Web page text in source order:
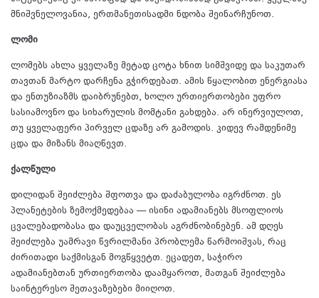
მნიშვნელოვანია, ერთმანეთისადმი ნდობა შეინარჩუნოთ.
ლომი
ლომებს ახლა ყველაზე მეტად ცოტა ხნით სიმშვიდე და საკუთარ
თავთან მარტო დარჩენა გჭირდებათ. ამის წყალობით ენერგიასა
და ენთუზიაზმს დაიბრუნებთ, ხოლო ურთიერთობები უფრო
სასიამოვნო და სიხარულის მომტანი გახდება. არ ინერვიულოთ,
თუ ყველაფერი პირველ ცდაზე არ გამოდის. კიდევ რამდენიმე
ცდა და მიზანს მიაღწევთ.
ქალწული
დილიდან შეიძლება შფოთვა და დაძაბულობა იგრძნოთ. ეს
პლანეტების ზემოქმედებაა — ისინი ადამიანებს მსოფლიოს
ცვალებადობასა და დაუცველობას აგრძნობინებენ. ამ დღეს
შეიძლება უამრავი წვრილმანი პრობლემა წარმოიშვას, რაც
ძირითადი საქმისგან მოგწყვეტთ. ეცადეთ, საჭირო
ადამიანებთან ურთიერთობა დაამყაროთ, მათგან შეიძლება
საინტერესო შეთავაზებები მიიღოთ.